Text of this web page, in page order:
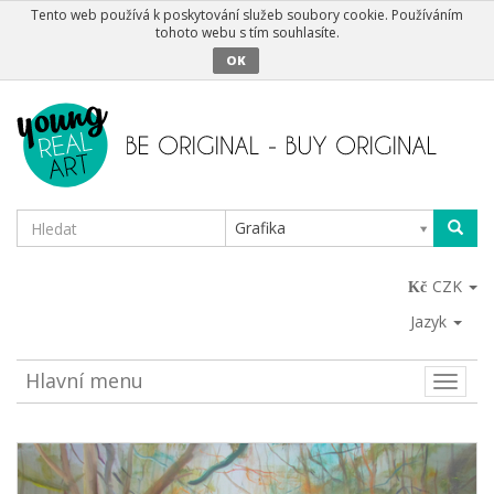
Tento web používá k poskytování služeb soubory cookie. Používáním
tohoto webu s tím souhlasíte.
OK
Grafika
CZK
Jazyk
Toggle
Hlavní menu